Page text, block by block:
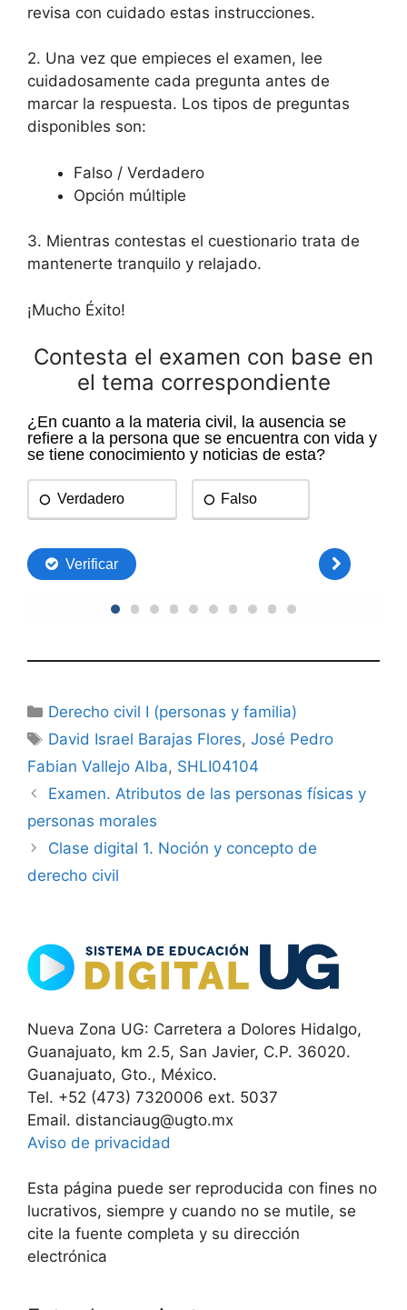
revisa con cuidado estas instrucciones.
2. Una vez que empieces el examen, lee
cuidadosamente cada pregunta antes de
marcar la respuesta. Los tipos de preguntas
disponibles son:
Falso / Verdadero
Opción múltiple
3. Mientras contestas el cuestionario trata de
mantenerte tranquilo y relajado.
¡Mucho Éxito!
Contesta el examen con base en
el tema correspondiente
Categorías
Derecho civil I (personas y familia)
Etiquetas
David Israel Barajas Flores,José Pedro
Fabian Vallejo Alba, SHLI04104
Examen. Atributos de las personas físicas y
personas morales
Clase digital 1. Noción y concepto de
derecho civil
Nueva Zona UG: Carretera a Dolores Hidalgo,
Guanajuato, km 2.5, San Javier, C.P. 36020.
Guanajuato, Gto., México.
Tel. +52 (473) 7320006 ext. 5037
Email. distanciaug@ugto.mx
Aviso de privacidad
Esta página puede ser reproducida con fines no
lucrativos, siempre y cuando no se mutile, se
cite la fuente completa y su dirección
electrónica